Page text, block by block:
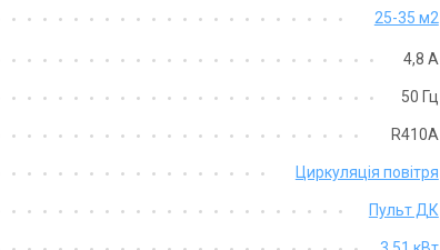
25-35 м2
4,8 А
50 Гц
R410A
Циркуляція повітря
Пульт ДК